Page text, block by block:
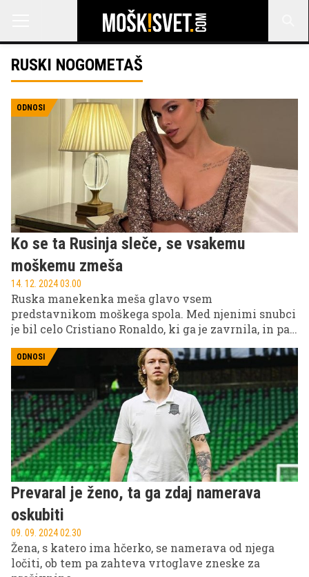
RUSKI NOGOMETAŠ
ODNOSI
Ko se ta Rusinja sleče, se vsakemu
moškemu zmeša
14. 12. 2024 03.00
Ruska manekenka meša glavo vsem
predstavnikom moškega spola. Med njenimi snubci
je bil celo Cristiano Ronaldo, ki ga je zavrnila, in pa
ODNOSI
Prevaral je ženo, ta ga zdaj namerava
oskubiti
09. 09. 2024 02.30
Žena, s katero ima hčerko, se namerava od njega
ločiti, ob tem pa zahteva vrtoglave zneske za